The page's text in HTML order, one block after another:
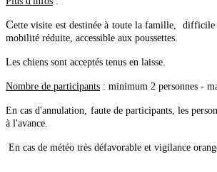
Cette visite est destinée à toute la famille,
difficile
mobilité réduite, accessible aux poussettes.
Les chiens sont acceptés tenus en laisse.
Nombre de participants : minimum 2 personnes -
En cas d'annulation, faute de participants, les
à l'avance.
En cas de météo très défavorable et vigilance